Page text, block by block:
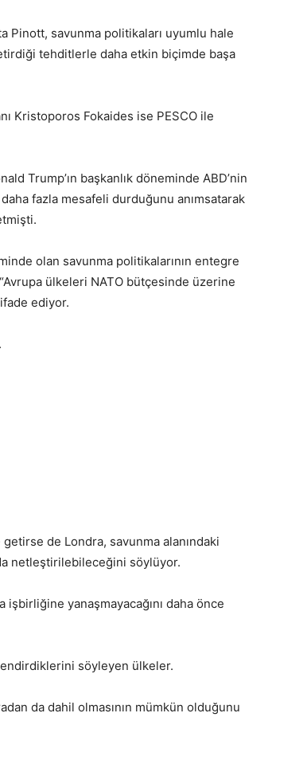
Pinott, savunma politikaları uyumlu hale
tehditlerle daha etkin biçimde başa
Kristoporos Fokaides ise PESCO ile
Trump’ın başkanlık döneminde ABD’nin
fazla mesafeli durduğunu anımsatarak
olan savunma politikalarının entegre
ülkeleri NATO bütçesinde üzerine
ediyor.
de Londra, savunma alanındaki
netleştirilebileceğini söylüyor.
yanaşmayacağını daha önce
söyleyen ülkeler.
da dahil olmasının mümkün olduğunu